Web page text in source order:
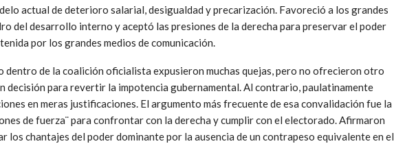
actual de deterioro salarial, desigualdad y precarización. Favoreció a los grandes
del desarrollo interno y aceptó las presiones de la derecha para preservar el poder
por los grandes medios de comunicación.
dentro de la coalición oficialista expusieron muchas quejas, pero no ofrecieron otro
decisión para revertir la impotencia gubernamental. Al contrario, paulatinamente
en meras justificaciones. El argumento más frecuente de esa convalidación fue la
de fuerza¨ para confrontar con la derecha y cumplir con el electorado. Afirmaron
los chantajes del poder dominante por la ausencia de un contrapeso equivalente en el